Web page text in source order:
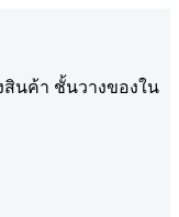
นค้า ชั้นวางของใน